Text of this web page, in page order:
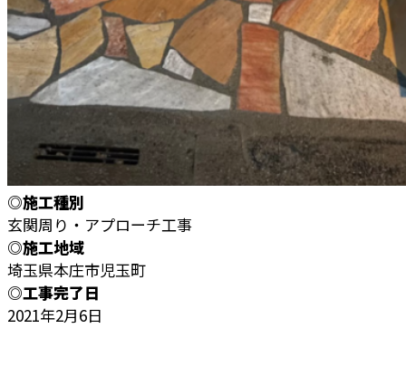
◎施工種別
玄関周り・アプローチ工事
◎施工地域
埼玉県本庄市児玉町
◎工事完了日
2021年2月6日